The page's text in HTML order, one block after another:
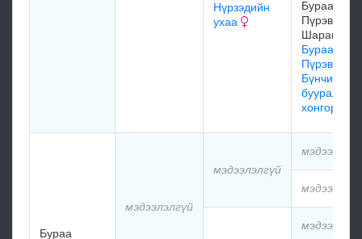
Нүрзэдийн
ухаа
Бураа
Пүрэвжав /
Шаравын/
Бураа
Бүнчингийн
буурал
хонгор
Бураа
мэдээлэлгүй
мэдээлэлгүй